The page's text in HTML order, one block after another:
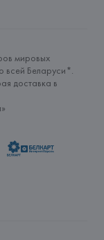
мировых
всей Беларуси*.
доставка в
»